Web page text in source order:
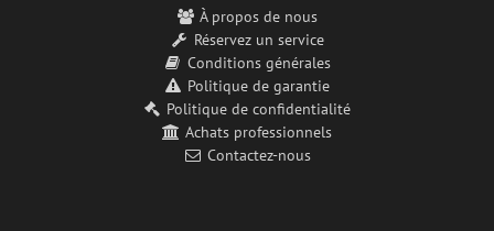
À propos de nous
Réservez un service
Conditions générales
Politique de garantie
Politique de confidentialité
Achats professionnels
Contactez-nous